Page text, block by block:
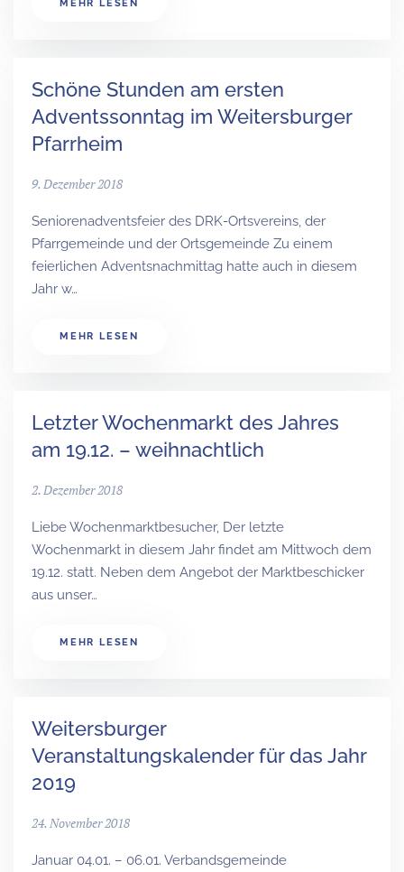
MEHR LESEN
Schöne Stunden am ersten
Adventssonntag im Weitersburger
Pfarrheim
9. Dezember 2018
Seniorenadventsfeier des DRK-Ortsvereins, der
Pfarrgemeinde und der Ortsgemeinde Zu einem
feierlichen Adventsnachmittag hatte auch in diesem
Jahr w…
MEHR LESEN
Letzter Wochenmarkt des Jahres
am 19.12. – weihnachtlich
2. Dezember 2018
Liebe Wochenmarktbesucher, Der letzte
Wochenmarkt in diesem Jahr findet am Mittwoch dem
19.12. statt. Neben dem Angebot der Marktbeschicker
aus unser…
MEHR LESEN
Weitersburger
Veranstaltungskalender für das Jahr
2019
24. November 2018
Januar 04.01. – 06.01. Verbandsgemeinde